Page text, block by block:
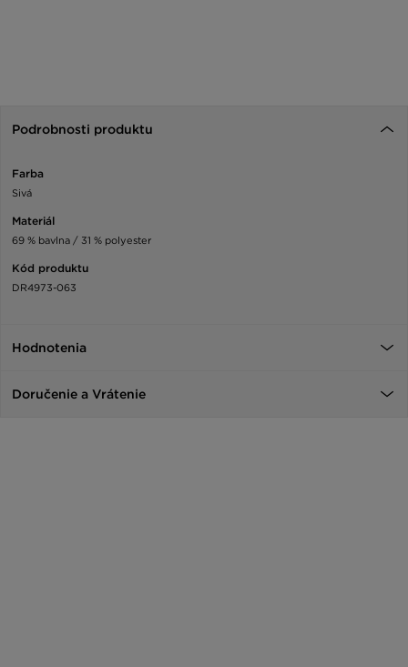
Podrobnosti produktu
Farba
Sivá
Materiál
69 % bavlna / 31 % polyester
Kód produktu
DR4973-063
Hodnotenia
Doručenie a Vrátenie